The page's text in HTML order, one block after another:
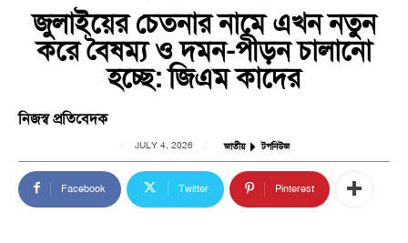
জুলাইয়ের চেতনার নামে এখন নতুন
করে বৈষম্য ও দমন-পীড়ন চালানো
হচ্ছে: জিএম কাদের
নিজস্ব প্রতিবেদক
JULY 4, 2026 জাতীয় টপনিউজ
Facebook Twitter Pinterest